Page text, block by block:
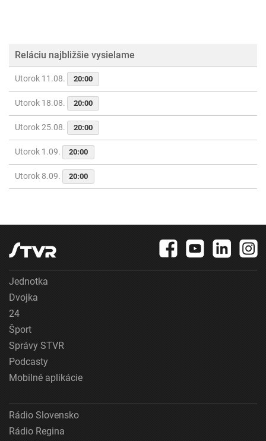
Reláciu najbližšie vysielame
Utorok 11.08. 20:00
Utorok 18.08. 20:00
Utorok 25.08. 20:00
Utorok 1.09. 20:00
Utorok 8.09. 20:00
Jednotka
Dvojka
24
Šport
Správy STVR
Podcasty
Mobilné aplikácie
Rádio Slovensko
Rádio Regina